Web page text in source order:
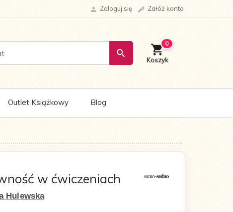
Zaloguj się Załóż konto
0
Outlet Książkowy Blog
w ćwiczeniach
Hulewska